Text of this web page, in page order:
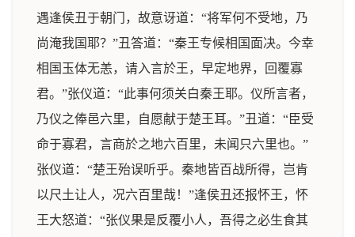
遇逢侯丑于朝门，故意讶道：“将军何不受地，乃
尚淹我国耶？”丑答道：“秦王专候相国面决。今幸
相国玉体无恙，请入言於王，早定地界，回覆寡
君。”张仪道：“此事何须关白秦王耶。仪所言者，
乃仪之俸邑六里，自愿献于楚王耳。”丑道：“臣受
命于寡君，言商於之地六百里，未闻只六里也。”
张仪道：“楚王殆误听乎。秦地皆百战所得，岂肯
以尺土让人，况六百里哉！”逢侯丑还报怀王，怀
王大怒道：“张仪果是反覆小人，吾得之必生食其